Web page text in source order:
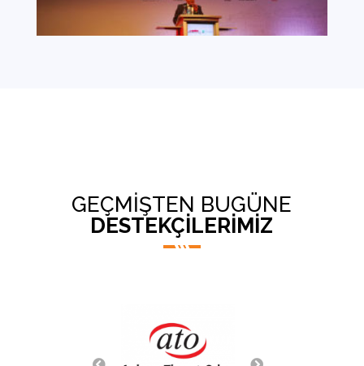
GEÇMİŞTEN BUGÜNE
DESTEKÇİLERİMİZ